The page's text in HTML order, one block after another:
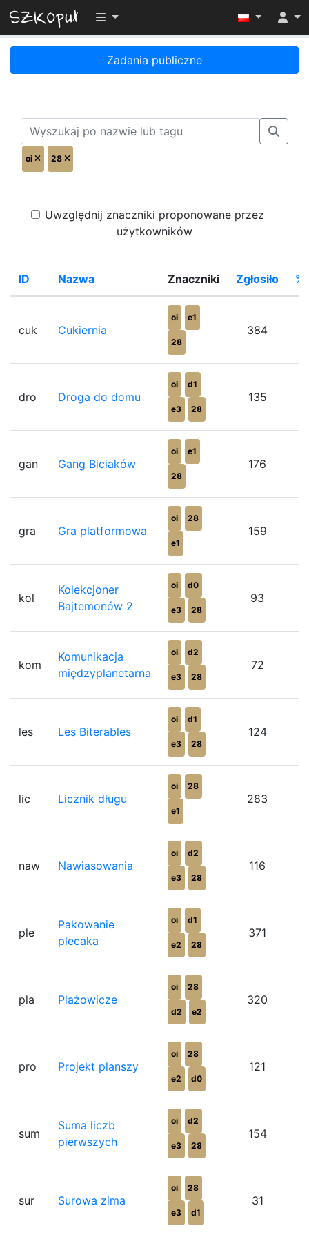
Przełącz widoczność menu
Zadania publiczne
oi 28
Uwzględnij znaczniki proponowane przez
użytkowników
ID Nazwa Znaczniki Zgłosiło
cuk Cukiernia
oi e1
28
384
dro Droga do domu
oi d1
e3 28
135
gan Gang Biciaków
oi e1
28
176
gra Gra platformowa
oi 28
e1
159
kol
Kolekcjoner
Bajtemonów 2
oi d0
e3 28
93
kom
Komunikacja
międzyplanetarna
oi d2
e3 28
72
les Les Biterables
oi d1
e3 28
124
lic Licznik długu
oi 28
e1
283
naw Nawiasowania
oi d2
e3 28
116
ple
Pakowanie
plecaka
oi d1
e2 28
371
pla Plażowicze
oi 28
d2 e2
320
pro Projekt planszy
oi 28
e2 d0
121
sum
Suma liczb
pierwszych
oi d2
e3 28
154
sur Surowa zima
oi 28
e3 d1
31